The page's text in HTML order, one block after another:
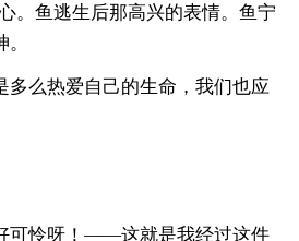
。鱼逃生后那高兴的表情。鱼宁
么热爱自己的生命，我们也应
怜呀！——这就是我经过这件